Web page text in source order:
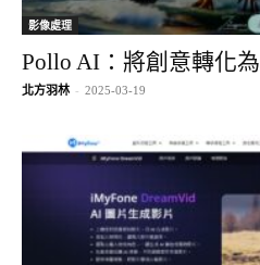
影像處理
Pollo AI：將創意轉化
北方羽林 - 2025-03-19